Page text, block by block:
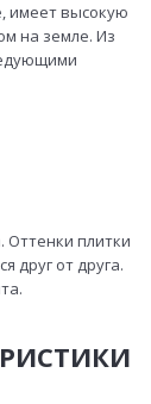
имеет высокую
на земле. Из
Оттенки плитки
друг от друга.